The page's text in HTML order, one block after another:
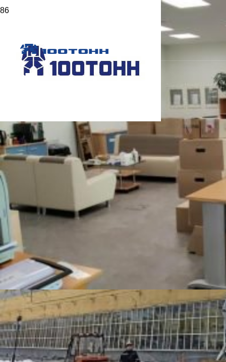
Такелажные услуги: выбираем
правильную компанию
Такелажные услуги: выбираем
Поделиться
Что такое такелажные работы?
Особенности выбора компании для такелажных
работ
При выполнении перевозок грузов очень часто речь идет
про заказ дополнительных услуг. К ним можно отнести и
такелажные работы, которые заключаются в
перемещении значительных по весу грузов. Необходимо
понимать, что такие работы имеют свои особенности,
которые вытекают из характеристик перемещаемых
грузов, связанных с большим весом и значительными
габаритами. К выполнению работ необходимо
привлекать квалифицированных специалистов.